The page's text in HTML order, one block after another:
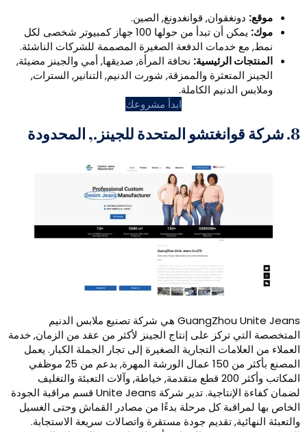
قوانغدونغ, الصين.
يمكن أن تبدأ من حولها 100 جهاز كمبيوتر شخصى لكل
الدفعة الصغيرة المصممة للشركات الناشئة.
الرئيسية:نحافة المرأة, صديقها, أمي والجينز مضيئة,
والممزقة, شورت الدنيم, التنانير, السترات,
الكاملة.
GuangZhou Unite Jeans هي شركة تصنيع ملابس الدنيم
تركز على إنتاج الجينز لأكثر من عقد من الزمان, خدمة
التجارية الصغيرة إلى تجار الجملة الكبار. يعمل
المصنع بأكثر من 150 عمال الورشة المهرة, بدعم من 25 موظفي
المكاتب وأكثر 200 قطع متقدمة, خياطة, وآلات التعبئة والتغليف
لضمان كفاءة الإنتاجية. تدير شركة Unite Jeans قسم مراقبة الجودة
كل مرحلة بدءًا من مصادر القماش وحتى الغسيل
تقديم جودة مستقرة واتصالات سريعة الاستجابة.